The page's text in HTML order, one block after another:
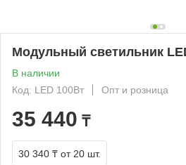
Модульный светильник
В наличии
Код: LED 100Вт
Опт и розница
35 440 ₸
30 340 ₸ от 20 шт.